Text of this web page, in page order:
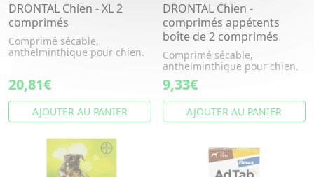
DRONTAL Chien - XL 2
comprimés
Comprimé sécable,
anthelminthique pour chien.
20,81€
AJOUTER AU PANIER
DRONTAL Chien -
comprimés appétents
boîte de 2 comprimés
Comprimé sécable,
anthelminthique pour chien.
9,33€
AJOUTER AU PANIER